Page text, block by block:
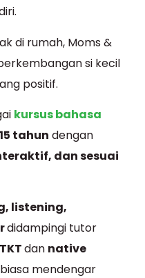
di rumah, Moms &
si kecil
positif.
kursus bahasa
tahun dengan
dan sesuai
listening,
didampingi tutor
dan native
mendengar